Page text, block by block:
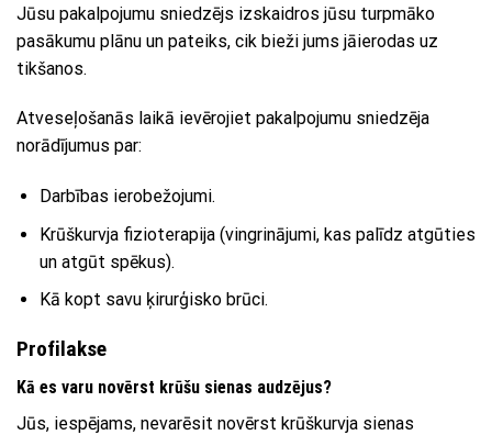
Jūsu pakalpojumu sniedzējs izskaidros jūsu turpmāko
pasākumu plānu un pateiks, cik bieži jums jāierodas uz
tikšanos.
Atveseļošanās laikā ievērojiet pakalpojumu sniedzēja
norādījumus par:
Darbības ierobežojumi.
Krūškurvja fizioterapija (vingrinājumi, kas palīdz atgūties
un atgūt spēkus).
Kā kopt savu ķirurģisko brūci.
Profilakse
Kā es varu novērst krūšu sienas audzējus?
Jūs, iespējams, nevarēsit novērst krūškurvja sienas